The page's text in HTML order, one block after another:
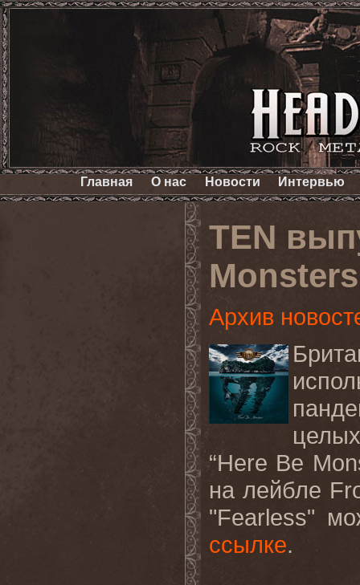
Главная О нас Новости Интервью
TEN
Архив
“Here Be
на лейбле
"Fearless"
ссылке.